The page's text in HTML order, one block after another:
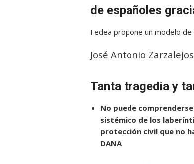
de españoles
Fedea propone un modelo de
José Antonio
Tanta tragedia y
No puede
sistémico de los
protección civil que no
DANA